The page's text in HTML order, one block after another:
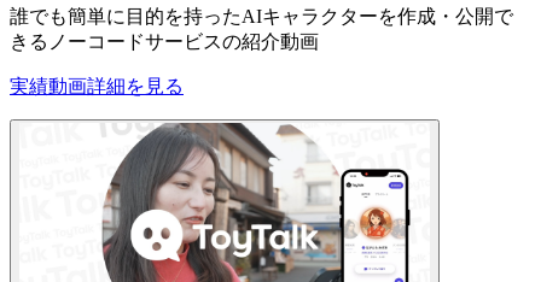
誰でも簡単に目的を持ったAIキャラクターを作成・公開で
きるノーコードサービスの紹介動画
実績動画詳細を見る